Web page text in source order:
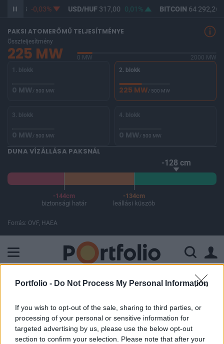
Portfolio - Do Not Process My Personal Information
If you wish to opt-out of the sale, sharing to third parties, or
processing of your personal or sensitive information for
targeted advertising by us, please use the below opt-out
section to confirm your selection. Please note that after your
365,28 -0,03% USD/HUF317,00 0,01% BITCOIN 64 292,26
PAKSI ATOMERŐMŰ TELJESÍTMÉNYE
Összteljesítmény
225 MW 0 MW
2000 MW
1. blokk
0 MW/ 500 MW
2. blokk
225 MW/ 500 MW
3. blokk
0 MW/ 500 MW
4. blokk
0 MW/ 500 MW
DUNA VÍZÁLLÁSA PAKSNÁL
-128 cm
-144cm
biztonsági határ
-134cm
leállási küszöb
Forrás: OVF, HAEA
ELŐFIZETŐI TARTALOM
Zuhant az Amazon árfolyama
Portfolio